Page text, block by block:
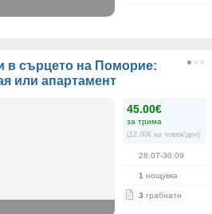
в сърцето на Поморие:
или апартамент
45.00€
за трима
(12.00€ на човек/ден)
28.07-30.09
1 нощувка
3 грабнати